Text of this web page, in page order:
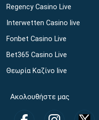
Regency Casino Live
Interwetten Casino live
Fonbet Casino Live
Bet365 Casino Live
Θεωρία Καζίνο live
Ακολουθήστε μας